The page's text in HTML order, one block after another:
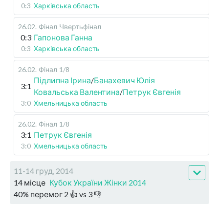
0:3 Харківська область
26.02. Фінал Чвертьфінал
0:3 Гапонова Ганна
0:3 Харківська область
26.02. Фінал 1/8
3:1
Підлипна Ірина/Банахевич Юлія
Ковальська Валентина/Петрук Євгенія
3:0 Хмельницька область
26.02. Фінал 1/8
3:1 Петрук Євгенія
3:0 Хмельницька область
11-14 груд, 2014
14 місце Кубок України Жінки 2014
40% перемог 2 👍 vs 3👎